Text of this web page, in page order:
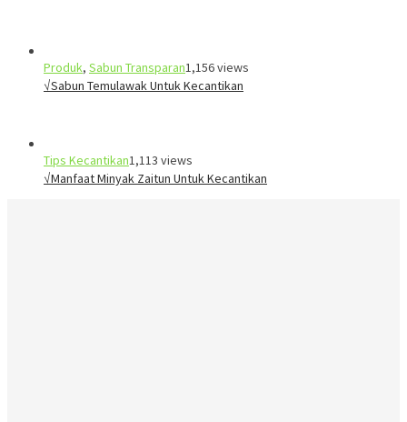
Produk, Sabun Transparan1,156 views
√Sabun Temulawak Untuk Kecantikan
Tips Kecantikan1,113 views
√Manfaat Minyak Zaitun Untuk Kecantikan